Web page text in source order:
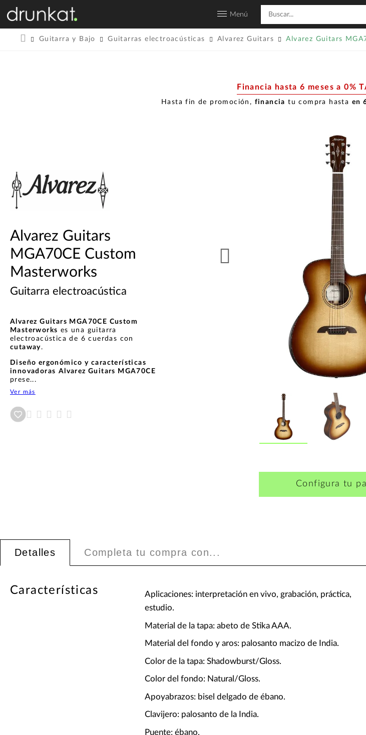
Menú
Guitarra y Bajo Guitarras electroacústicas Alvarez Guitars Alvarez Guitars
Financia hasta 6 meses a 0%
Hasta fin de promoción, financia tu compra hasta en
Alvarez Guitars
MGA70CE Custom
Masterworks
Guitarra electroacústica
Alvarez Guitars MGA70CE Custom
Masterworks es una guitarra
electroacústica de 6 cuerdas con
cutaway.
Diseño ergonómico y características
innovadoras Alvarez Guitars MGA70CE
prese...
Ver más
Configura tu
Detalles Completa tu compra con...
Características
Aplicaciones: interpretación en vivo, grabación, práctica,
estudio.
Material de la tapa: abeto de Stika AAA.
Material del fondo y aros: palosanto macizo de India.
Color de la tapa: Shadowburst/Gloss.
Color del fondo: Natural/Gloss.
Apoyabrazos: bisel delgado de ébano.
Clavijero: palosanto de la India.
Puente: ébano.